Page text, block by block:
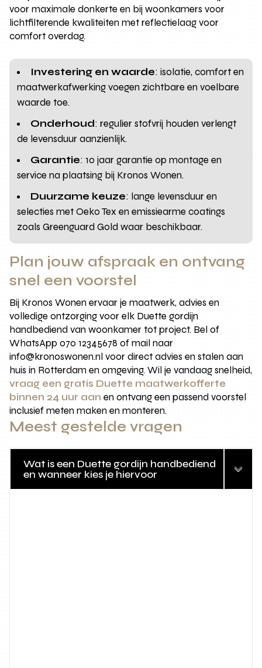
voor maximale donkerte en bij woonkamers voor
lichtfilterende kwaliteiten met reflectielaag voor
comfort overdag.
Investering en waarde: isolatie, comfort en
maatwerkafwerking voegen zichtbare en voelbare
waarde toe.
Onderhoud: regulier stofvrij houden verlengt
de levensduur aanzienlijk.
Garantie: 10 jaar garantie op montage en
service na plaatsing bij Kronos Wonen.
Duurzame keuze: lange levensduur en
selecties met Oeko Tex en emissiearme coatings
zoals Greenguard Gold waar beschikbaar.
Plan jouw afspraak en ontvang
snel een voorstel
Bij Kronos Wonen ervaar je maatwerk, advies en
volledige ontzorging voor elk Duette gordijn
handbediend van woonkamer tot project. Bel of
WhatsApp 070 12345678 of mail naar
info@kronoswonen.nl voor direct advies en stalen aan
huis in Rotterdam en omgeving. Wil je vandaag snelheid,
vraag een gratis Duette maatwerkofferte
binnen 24 uur aan en ontvang een passend voorstel
inclusief meten maken en monteren.
Meest gestelde vragen
Wat is een Duette gordijn handbediend
en wanneer kies je hiervoor